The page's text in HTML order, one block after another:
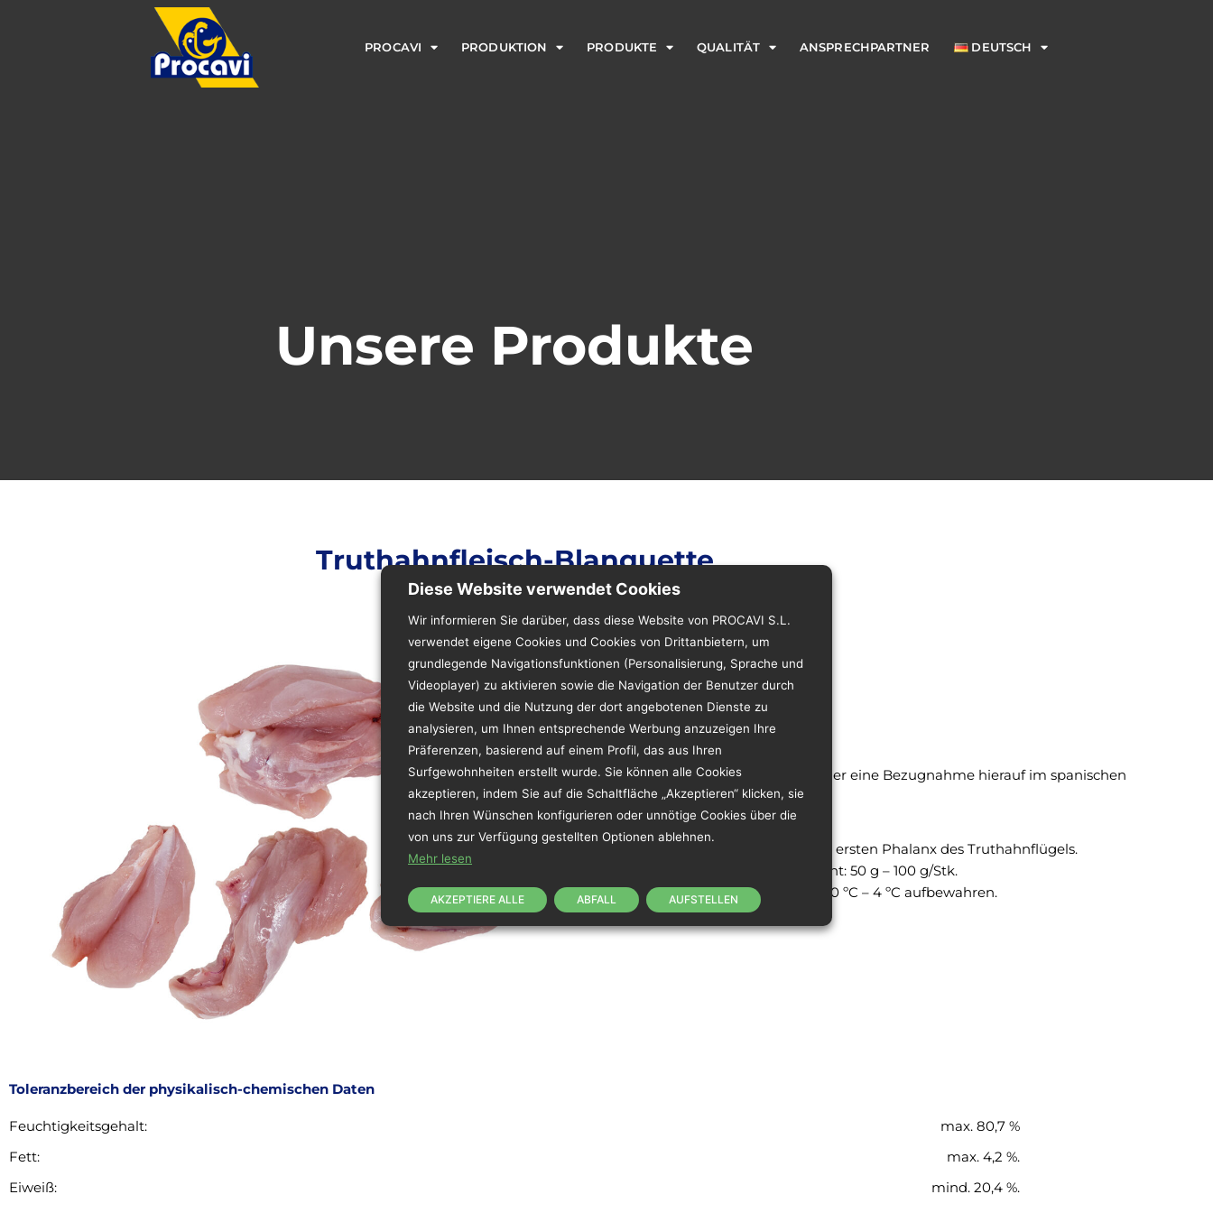
PROCAVI PRODUKTION PRODUKTE QUALITÄT ANSPRECHPARTNER DEUTSCH
Unsere Produkte
Truthahnfleisch-Blanquette
Produktbeschreibung
Es gilt der Produktname oder eine Bezugnahme hierauf im spanischen
Wortlaut.
Weißes Fleisch der ersten Phalanx des Truthahnflügels.
Ungefähres Gewicht: 50 g – 100 g/Stk.
Produkt zwischen 0 ºC – 4 ºC aufbewahren.
Herkunft: Spanien.
Toleranzbereich der physikalisch-chemischen Daten
Feuchtigkeitsgehalt:
max. 80,7 %
Fett:
max. 4,2 %.
Eiweiß:
mind. 20,4 %.
Diese Website verwendet Cookies
Wir informieren Sie darüber, dass diese Website von PROCAVI S.L.
verwendet eigene Cookies und Cookies von Drittanbietern, um
grundlegende Navigationsfunktionen (Personalisierung, Sprache und
Videoplayer) zu aktivieren sowie die Navigation der Benutzer durch
die Website und die Nutzung der dort angebotenen Dienste zu
analysieren, um Ihnen entsprechende Werbung anzuzeigen Ihre
Präferenzen, basierend auf einem Profil, das aus Ihren
Surfgewohnheiten erstellt wurde. Sie können alle Cookies
akzeptieren, indem Sie auf die Schaltfläche „Akzeptieren“ klicken, sie
nach Ihren Wünschen konfigurieren oder unnötige Cookies über die
von uns zur Verfügung gestellten Optionen ablehnen.
Mehr lesen
AKZEPTIERE ALLE ABFALL AUFSTELLEN